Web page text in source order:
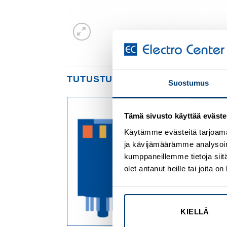
Suostumus
Tämä sivusto käyttää
Käytämme evästeitä
ja kävijämäärämme
kumppaneillemme tietoja
olet antanut heille tai joita
KIELLÄ
TUTUSTU MYÖS
wishlist